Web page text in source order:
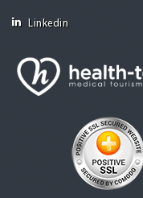
Linkedin